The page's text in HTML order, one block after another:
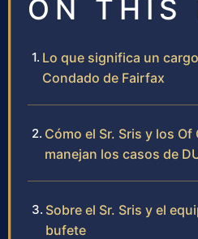
ON THIS
Lo que significa un
Condado de Fairfax
Cómo el Sr. Sris y los
manejan los casos de
Sobre el Sr. Sris y el
bufete